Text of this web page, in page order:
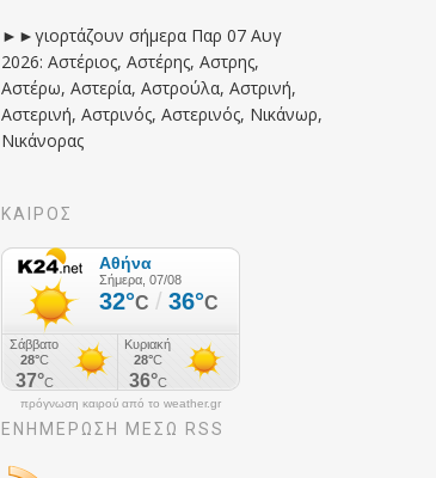
►►γιορτάζουν σήμερα Παρ 07 Αυγ
2026: Αστέριος, Αστέρης, Αστρης,
Αστέρω, Αστερία, Αστρούλα, Αστρινή,
Αστερινή, Αστρινός, Αστερινός, Νικάνωρ,
Νικάνορας
ΚΑΙΡΟΣ
πρόγνωση καιρού από το weather.gr
ΕΝΗΜΈΡΩΣΉ ΜΕΣΩ RSS